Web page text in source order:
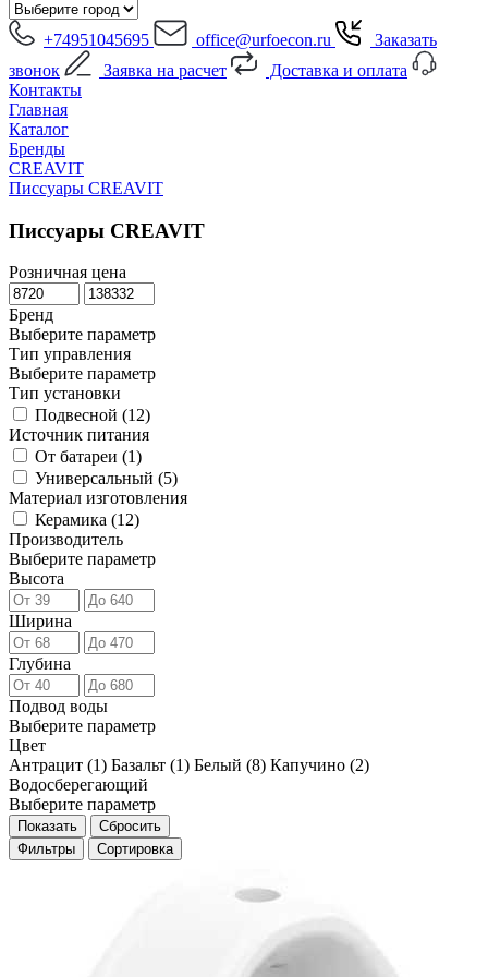
+74951045695 office@urfoecon.ru
Заказать
звонок
Заявка на расчет
Доставка и оплата
Контакты
Главная
Каталог
Бренды
CREAVIT
Писсуары CREAVIT
Писсуары CREAVIT
Розничная цена
Бренд
Выберите параметр
Тип управления
Выберите параметр
Тип установки
Подвесной (12)
Источник питания
От батареи (1)
Универсальный (5)
Материал изготовления
Керамика (12)
Производитель
Выберите параметр
Высота
Ширина
Глубина
Подвод воды
Выберите параметр
Цвет
Антрацит (1) Базальт (1) Белый (8) Капучино (2)
Водосберегающий
Выберите параметр
Фильтры Сортировка